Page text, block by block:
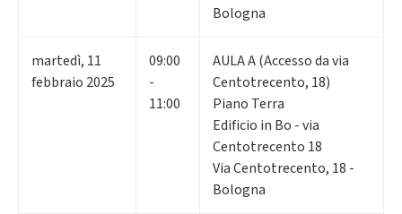
Bologna
martedì, 11
febbraio 2025
09:00
-
11:00
AULA A (Accesso da via
Centotrecento, 18)
Piano Terra
Edificio in Bo - via
Centotrecento 18
Via Centotrecento, 18 -
Bologna